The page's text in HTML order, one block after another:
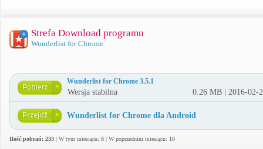
Strefa Download programu
Wunderlist for Chrome
Wunderlist for Chrome 3.5.1
Wersja stabilna 0.26 MB | 2016-02-
Wunderlist for Chrome dla Android
Ilość pobrań: 233 | W tym miesiącu: 8 | W poprzednim miesiącu: 10